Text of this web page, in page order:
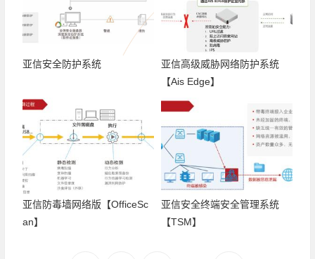
亚信安全防护系统
亚信高级威胁网络防护系统
【Ais Edge】
亚信防毒墙网络版【OfficeSc
an】
亚信安全终端安全管理系统
【TSM】